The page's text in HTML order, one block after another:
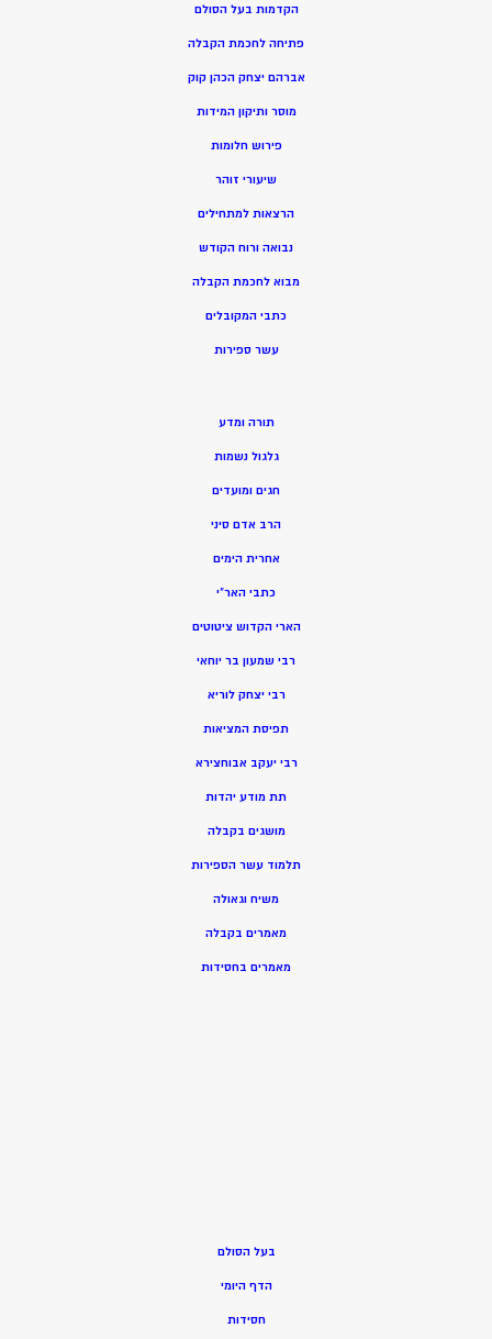
הקדמות בעל הסולם
פתיחה לחכמת הקבלה
אברהם יצחק הכהן קוק
מוסר ותיקון המידות
פירוש חלומות
שיעורי זוהר
הרצאות למתחילים
נבואה ורוח הקודש
מבוא לחכמת הקבלה
כתבי המקובלים
עשר ספירות
תורה ומדע
גלגול נשמות
חגים ומועדים
הרב אדם סיני
אחרית הימים
כתבי האר”י
הארי הקדוש ציטוטים
רבי שמעון בר יוחאי
רבי יצחק לוריא
תפיסת המציאות
רבי יעקב אבוחצירא
תת מודע יהדות
מושגים בקבלה
תלמוד עשר הספירות
משיח וגאולה
מאמרים בקבלה
מאמרים בחסידות
בעל הסולם
הדף היומי
חסידות